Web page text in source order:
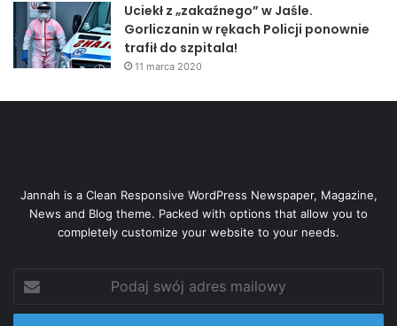
Uciekł z „zakaźnego” w Jaśle.
Gorliczanin w rękach Policji ponownie
trafił do szpitala!
11 marca 2020
Jannah is a Clean Responsive WordPress Newspaper, Magazine,
News and Blog theme. Packed with options that allow you to
completely customize your website to your needs.
swój
adres